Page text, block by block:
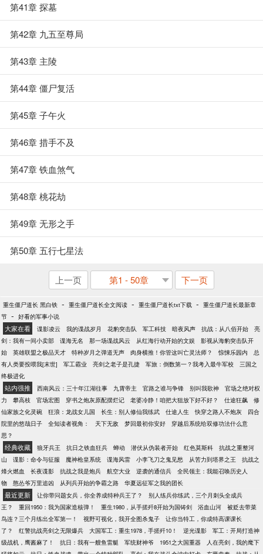
第41章 探墓
第42章 九五至尊局
第43章 主陵
第44章 僵尸复活
第45章 子午火
第46章 措手不及
第47章 铁血煞气
第48章 桃花劫
第49章 无形之手
第50章 五行七星法
上一页 第1 - 50章 下一页
重生僵尸道长 黑白铁 - 重生僵尸道长全文阅读 - 重生僵尸道长txt下载 - 重生僵尸道长最新章
节 - 好看的军事小说
大家在看 谍影凌云 我的谍战岁月 花豹突击队 军工科技 暗夜风声 抗战：从八佰开始
亮
剑：我有一间小卖部
谍海无名 那一场谍战风云 从红海行动开始的文娱
影视从海豹突击队开
始
英雄联盟之极品天才 特种岁月之弹道无声 肉身横推！你管这叫亡灵法师？ 惊悚乐园内
总
有人类要投喂我[末世]
军工霸业 亮剑之老子是孔捷 军旅：倒数第一？我考入最牛军校
三国之
终极进化
站内强推 西南风云：三十年江湖往事 九霄帝主 官路之谁与争锋 别叫我歌神
官场之绝对权
力
攀高枝 官场宏图 穿书之炮灰原配摆烂记 老婆冷静！咱把大狙放下好不好？ 仕途狂飙
修
仙家族之化灵碗
狂浪：龙战女儿国 长生：别人修仙我练武 仕途人生 快穿之路人不炮灰
四合
院里的悠哉日子
全知读者视角： 天下无敌 梦回最初你安好
穿越后系统给双修功法什么意
思？
经典收藏 狼牙兵王 抗日之铁血狂兵 蝉动 潜伏从伪装者开始 红色莫斯科
抗战之重整河
山
谍影：命令与征服 魔神枪皇系统 谍海风雷 小李飞刀之鬼见愁 从苦力到塔界之王
抗战之
烽火燃血
长夜谍影 抗战之我是炮兵 航空大业 逆袭的通信兵
全民领主：我能召唤历史人
物
憨怂爷万里追凶 从列兵开始的争霸之路 华夏远征军之我的团长
最近更新 让你带问题女兵，你全养成特种兵王了？
别人练兵你练武，三个月刺头全成兵
王？
重回1950：我为国家造核弹！ 重生1980，从手搓歼8开始为国铸剑 浴血山河
被贬去带菜
鸟连？三个月练出全军第一！
视野可视化，我开全图杀鬼子
让你当特工，你成特高课课长
了？
红警抗战亮剑之无限爆兵 大国军工：重生1978，手搓歼10！ 逆光谍影
军工：开局打造神
级战机，鹰酱麻了！
抗日：我有一艘鱼雷艇 军统财神爷 1951之大国重器
人在亮剑，我的麾下